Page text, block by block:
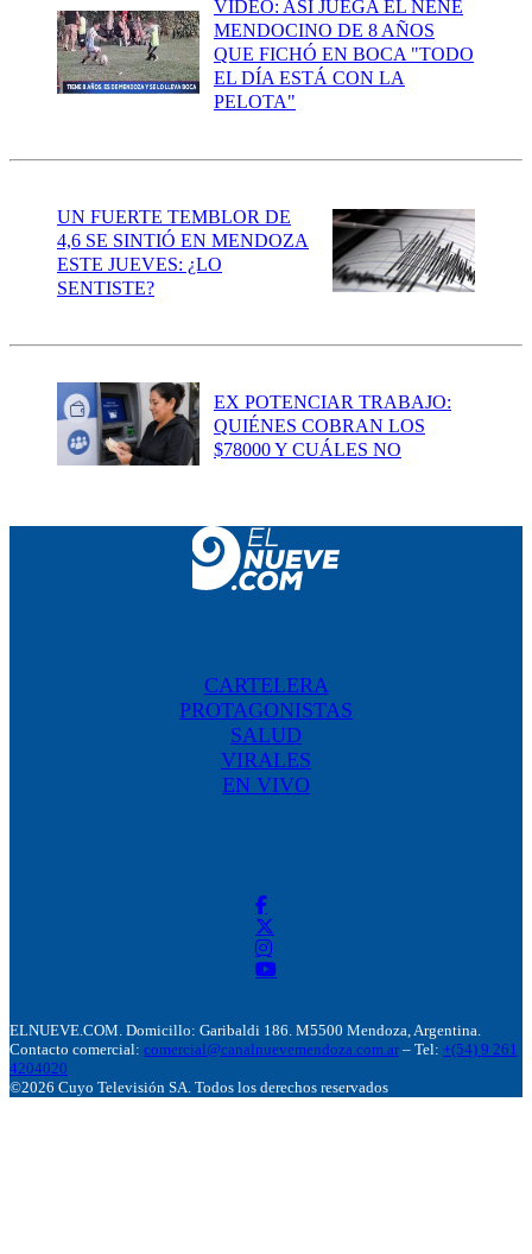
VIDEO: ASÍ JUEGA EL NENE
MENDOCINO DE 8 AÑOS
QUE FICHÓ EN BOCA "TODO
EL DÍA ESTÁ CON LA
PELOTA"
UN FUERTE TEMBLOR DE
4,6 SE SINTIÓ EN MENDOZA
ESTE JUEVES: ¿LO
SENTISTE?
EX POTENCIAR TRABAJO:
QUIÉNES COBRAN LOS
$78000 Y CUÁLES NO
CARTELERA
PROTAGONISTAS
SALUD
VIRALES
EN VIVO
ELNUEVE.COM. Domicillo: Garibaldi 186. M5500 Mendoza, Argentina.
Contacto comercial: comercial@canalnuevemendoza.com.ar – Tel: +(54) 9 261
4204020
©2026 Cuyo Televisión SA. Todos los derechos reservados